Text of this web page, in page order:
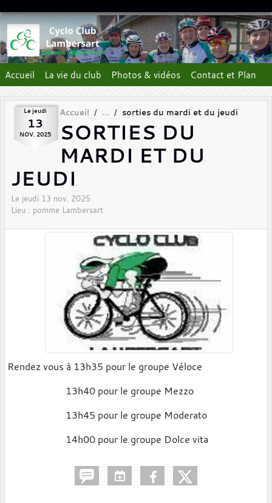
Accueil La vie du club Photos & vidéos Contact et Plan
Le jeudi
13
NOV. 2025
Accueil sorties du mardi et du jeudi
SORTIES DU
MARDI ET DU
JEUDI
Le jeudi 13 nov. 2025
Lieu : pomme Lambersart
Rendez vous à 13h35 pour le groupe Véloce
13h40 pour le groupe Mezzo
13h45 pour le groupe Moderato
14h00 pour le groupe Dolce vita